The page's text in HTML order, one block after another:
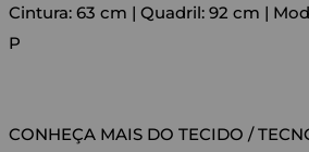
Cintura: 63 cm | Quadril: 92 cm |
P
CONHEÇA MAIS DO TECIDO /